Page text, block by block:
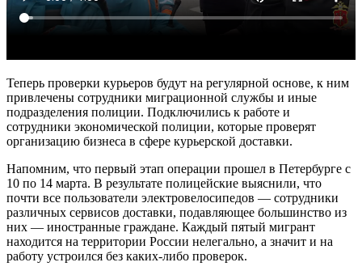
Теперь проверки курьеров будут на регулярной основе, к ним
привлечены сотрудники миграционной службы и иные
подразделения полиции. Подключились к работе и
сотрудники экономической полиции, которые проверят
организацию бизнеса в сфере курьерской доставки.
Напомним, что первый этап операции прошел в Петербурге с
10 по 14 марта. В результате полицейские выяснили, что
почти все пользователи электровелосипедов — сотрудники
различных сервисов доставки, подавляющее большинство из
них — иностранные граждане. Каждый пятый мигрант
находится на территории России нелегально, а значит и на
работу устроился без каких-либо проверок.